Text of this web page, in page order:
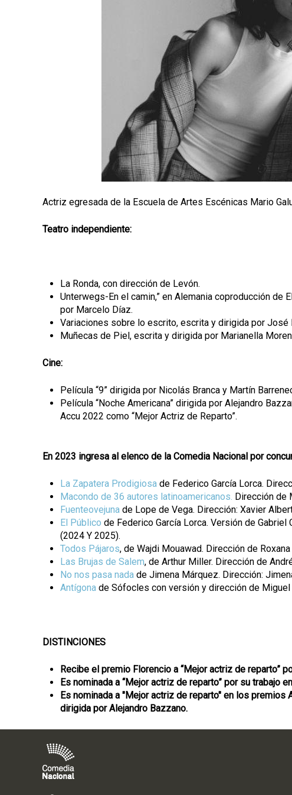
Actriz egresada de la Escuela de Artes Escénicas Mario
Teatro independiente:
La Ronda, con dirección de Levón.
Unterwegs-En el camin,” en Alemania coproducción
por Marcelo Díaz.
Variaciones sobre lo escrito, escrita y dirigida por José
Muñecas de Piel, escrita y dirigida por Marianella
Cine:
Película “9” dirigida por Nicolás Branca y Martín
Película “Noche Americana” dirigida por Alejandro
Accu 2022 como “Mejor Actriz de Reparto”.
En 2023 ingresa al elenco de la Comedia Nacional por
La Zapatera Prodigiosa de Federico García Lorca.
Macondo de 36 autores latinoamericanos. Dirección de
Fuenteovejuna de Lope de Vega. Dirección: Xavier
El Público de Federico García Lorca. Versión de Gabriel
(2024 Y 2025).
Todos Pájaros, de Wajdi Mouawad. Dirección de
Las Brujas de Salem, de Arthur Miller. Dirección de
No nos pasa nada de Jimena Márquez. Dirección:
Antígona de Sófocles con versión y dirección de Miguel
DISTINCIONES
Recibe el premio Florencio a “Mejor actriz de reparto”
Es nominada a “Mejor actriz de reparto” por su trabajo
Es nominada a "Mejor actriz de reparto" en los premios
dirigida por Alejandro Bazzano.